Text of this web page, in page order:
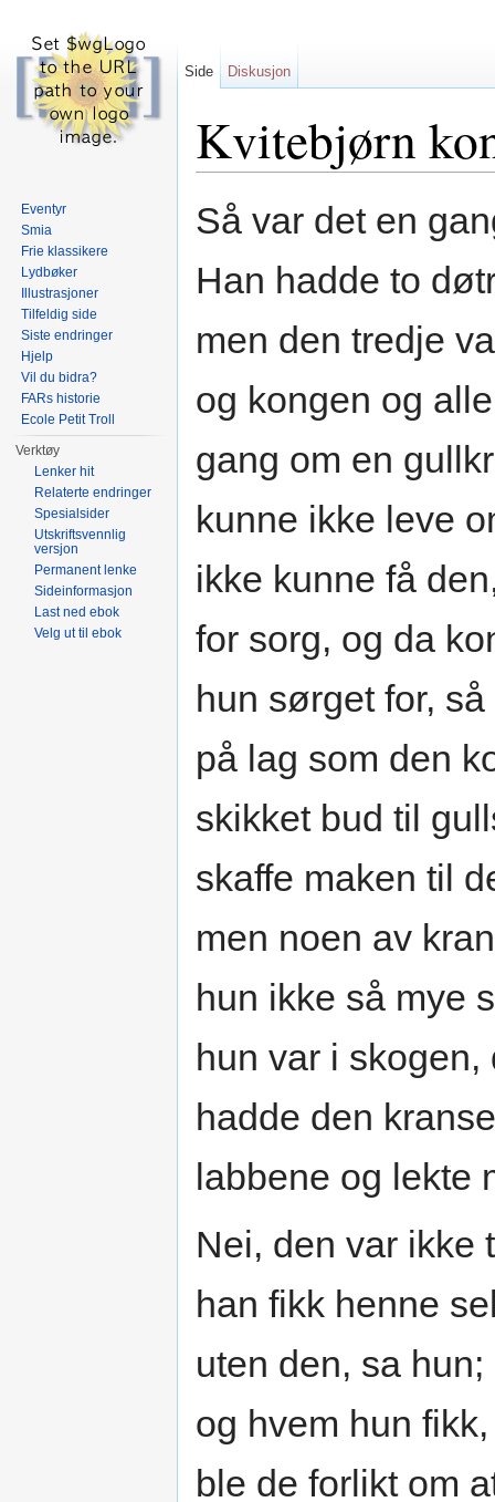
Kvitebjørn
Så var det en
Han hadde to
men den tredje
og kongen og
gang om en
kunne ikke leve
ikke kunne få
for sorg, og da
hun sørget for,
på lag som den
skikket bud til
skaffe maken til
men noen av
hun ikke så mye
hun var i
hadde den
labbene og lekte
Nei, den var ikke
han fikk henne
uten den, sa
og hvem hun
ble de forlikt om
Side Diskusjon
Eventyr
Smia
Frie klassikere
Lydbøker
Illustrasjoner
Tilfeldig side
Siste endringer
Hjelp
Vil du bidra?
FARs historie
Ecole Petit Troll
Verktøy
Lenker hit
Relaterte endringer
Spesialsider
Utskriftsvennlig
versjon
Permanent lenke
Sideinformasjon
Last ned ebok
Velg ut til ebok